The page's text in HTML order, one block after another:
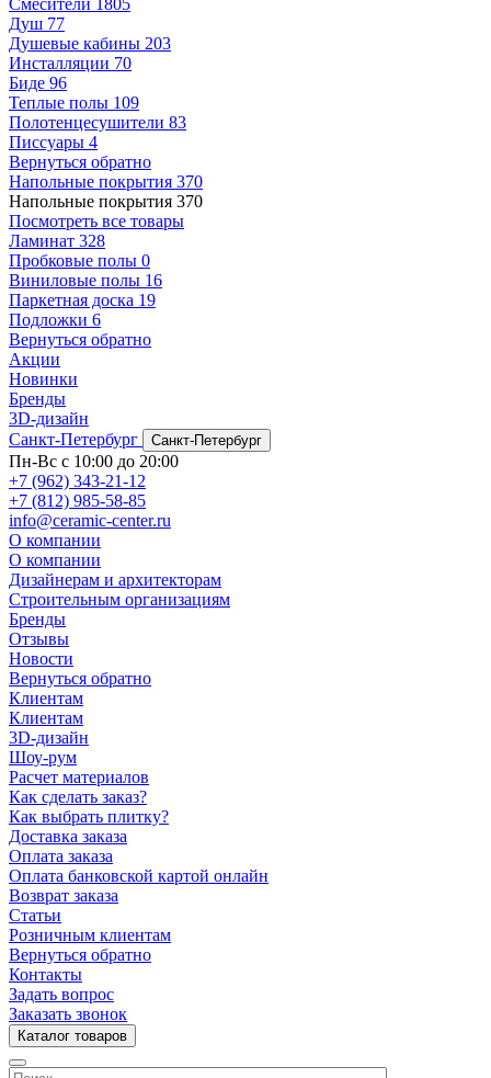
Смесители 1805
Душ 77
Душевые кабины 203
Инсталляции 70
Биде 96
Теплые полы 109
Полотенцесушители 83
Писсуары 4
Вернуться обратно
Напольные покрытия 370
Напольные покрытия 370
Посмотреть все товары
Ламинат 328
Пробковые полы 0
Виниловые полы 16
Паркетная доска 19
Подложки 6
Вернуться обратно
Акции
Новинки
Бренды
3D-дизайн
Санкт-Петербург
Санкт-Петербург
Пн-Вс с 10:00 до 20:00
+7 (962) 343-21-12
+7 (812) 985-58-85
info@ceramic-center.ru
О компании
О компании
Дизайнерам и архитекторам
Строительным организациям
Бренды
Отзывы
Новости
Вернуться обратно
Клиентам
Клиентам
3D-дизайн
Шоу-рум
Расчет материалов
Как сделать заказ?
Как выбрать плитку?
Доставка заказа
Оплата заказа
Оплата банковской картой онлайн
Возврат заказа
Статьи
Розничным клиентам
Вернуться обратно
Контакты
Задать вопрос
Заказать звонок
Каталог товаров